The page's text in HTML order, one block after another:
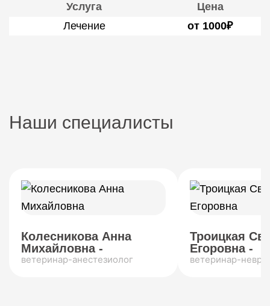
Услуга
Цена
Лечение
от 1000₽
Наши специалисты
Колесникова Анна
Михайловна -
ветеринар-анестезиолог
Троицкая
Егоровна -
ветеринар-